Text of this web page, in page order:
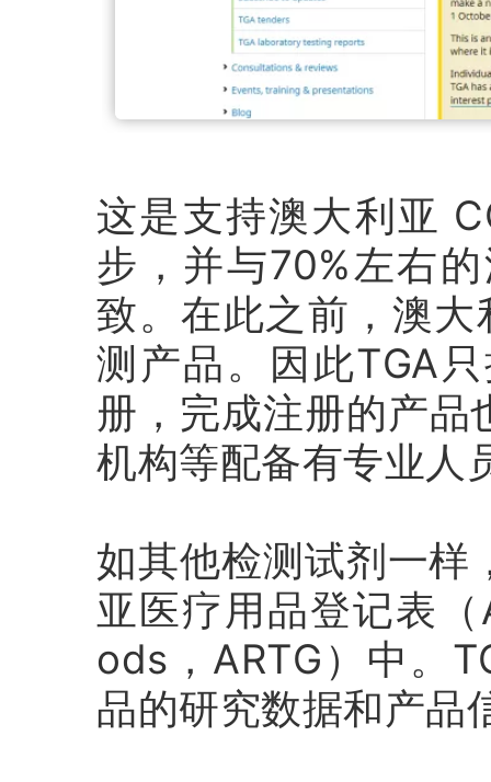
这是支持澳大利亚
步，并与70%左右
致。在此之前，澳
测产品。因此TGA
册，完成注册的产品
机构等配备有专业人
如其他检测试剂一样
亚医疗用品登记表
ods，ARTG）中。
品的研究数据和产品